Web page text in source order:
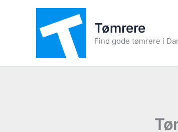
Tømrere
Find gode tømrere i